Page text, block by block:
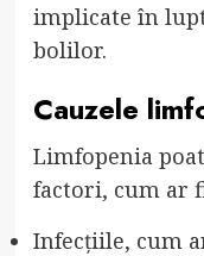
implicate în
bolilor.
Cauzele
Limfopenia
factori, cum ar
Infecțiile, cum